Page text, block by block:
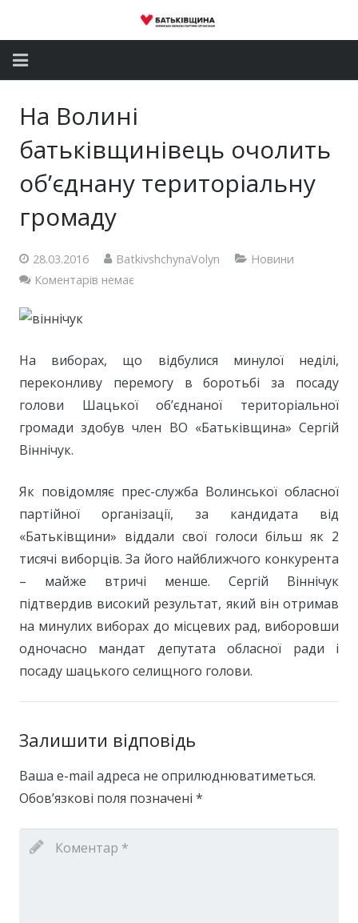
Партія
Депутатський корпус
Контакти
На Волині
батьківщинівець очолить
об’єднану територіальну
громаду
28.03.2016 BatkivshchynaVolyn
Новини
Коментарів немає
На виборах, що відбулися минулої неділі,
переконливу перемогу в боротьбі за посаду
голови Шацької об’єднаної територіальної
громади здобув член ВО «Батьківщина» Сергій
Віннічук.
Як повідомляє прес-служба Волинської обласної
партійної організації, за кандидата від
«Батьківщини» віддали свої голоси більш як 2
тисячі виборців. За його найближчого конкурента
– майже втричі менше. Сергій Віннічук
підтвердив високий результат, який він отримав
на минулих виборах до місцевих рад, виборовши
одночасно мандат депутата обласної ради і
посаду шацького селищного голови.
Залишити відповідь
Ваша e-mail адреса не оприлюднюватиметься.
Обов’язкові поля позначені *